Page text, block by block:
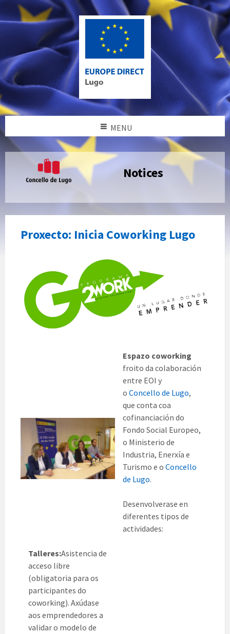
MENU
Notices
Proxecto: Inicia Coworking Lugo
Espazo coworking
froito da colaboración
entre EOI y
o Concello de Lugo,
que conta coa
cofinanciación do
Fondo Social Europeo,
o Ministerio de
Industria, Enerxía e
Turismo e o Concello
de Lugo.
Desenvolverase en
diferentes tipos de
actividades:
Talleres:Asistencia de
acceso libre
(obligatoria para os
participantes do
coworking). Axúdase
aos emprendedores a
validar o modelo de